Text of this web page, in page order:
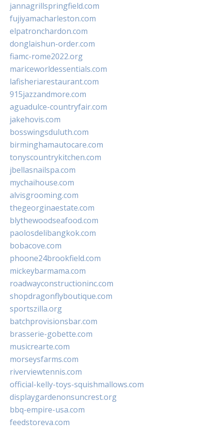
jannagrillspringfield.com
fujiyamacharleston.com
elpatronchardon.com
donglaishun-order.com
fiamc-rome2022.org
mariceworldessentials.com
lafisheriarestaurant.com
915jazzandmore.com
aguadulce-countryfair.com
jakehovis.com
bosswingsduluth.com
birminghamautocare.com
tonyscountrykitchen.com
jbellasnailspa.com
mychaihouse.com
alvisgrooming.com
thegeorginaestate.com
blythewoodseafood.com
paolosdelibangkok.com
bobacove.com
phoone24brookfield.com
mickeybarmama.com
roadwayconstructioninc.com
shopdragonflyboutique.com
sportszilla.org
batchprovisionsbar.com
brasserie-gobette.com
musicrearte.com
morseysfarms.com
riverviewtennis.com
official-kelly-toys-squishmallows.com
displaygardenonsuncrest.org
bbq-empire-usa.com
feedstoreva.com